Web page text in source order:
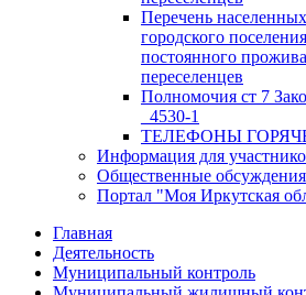
Перечень
городского
постоянного
переселенцев
Полномочия ст 7
_4530-1
ТЕЛЕФОНЫ
Информация для
Общественные обсуждения
Портал "Моя Иркутская
Главная
Деятельность
Муниципальный контроль